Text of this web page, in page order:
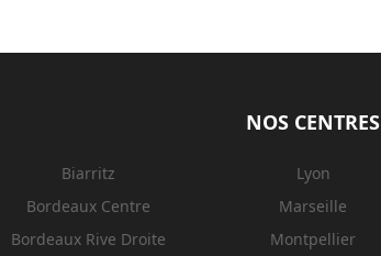
NOS CENTRES
Biarritz
Bordeaux Centre
Bordeaux Rive Droite
Lyon
Marseille
Montpellier